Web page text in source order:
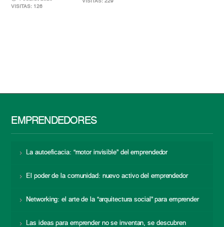
VISITAS: 126
VISITAS: 229
EMPRENDEDORES
La autoeficacia: “motor invisible” del emprendedor
El poder de la comunidad: nuevo activo del emprendedor
Networking: el arte de la “arquitectura social” para emprender
Las ideas para emprender no se inventan, se descubren